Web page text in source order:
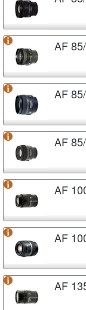
AF
AF
AF
AF
AF
AF